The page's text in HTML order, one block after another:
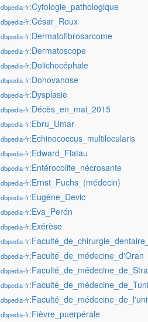
dbpedia-fr:Cytologie_pathologique
dbpedia-fr:César_Roux
dbpedia-fr:Dermatofibrosarcome
dbpedia-fr:Dermatoscope
dbpedia-fr:Dolichocéphale
dbpedia-fr:Donovanose
dbpedia-fr:Dysplasie
dbpedia-fr:Décès_en_mai_2015
dbpedia-fr:Ebru_Umar
dbpedia-fr:Echinococcus_multilocularis
dbpedia-fr:Edward_Flatau
dbpedia-fr:Entérocolite_nécrosante
dbpedia-fr:Ernst_Fuchs_(médecin)
dbpedia-fr:Eugène_Devic
dbpedia-fr:Eva_Perón
dbpedia-fr:Exérèse
dbpedia-fr
dbpedia-fr:Faculté_de_médecine_d'Oran
dbpedia-fr
dbpedia-fr
dbpedia-fr
dbpedia-fr:Fièvre_puerpérale